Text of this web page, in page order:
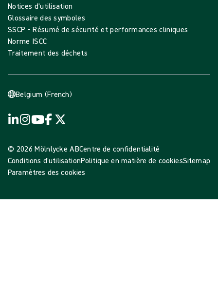
Notices d'utilisation
Glossaire des symboles
SSCP - Résumé de sécurité et performances cliniques
Norme ISCC
Traitement des déchets
Belgium (French)
© 2026 Mölnlycke ABCentre de confidentialité
Conditions d’utilisationPolitique en matière de cookiesSitemap
Paramètres des cookies